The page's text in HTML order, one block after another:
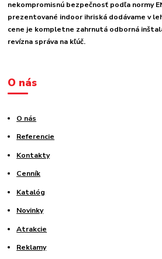
nekompromisnú bezpečnosť podľa normy
prezentované indoor ihriská dodávame v
cene je kompletne zahrnutá odborná
revízna správa na kľúč.
O nás
O nás
Referencie
Kontakty
Cenník
Katalóg
Novinky
Atrakcie
Reklamy